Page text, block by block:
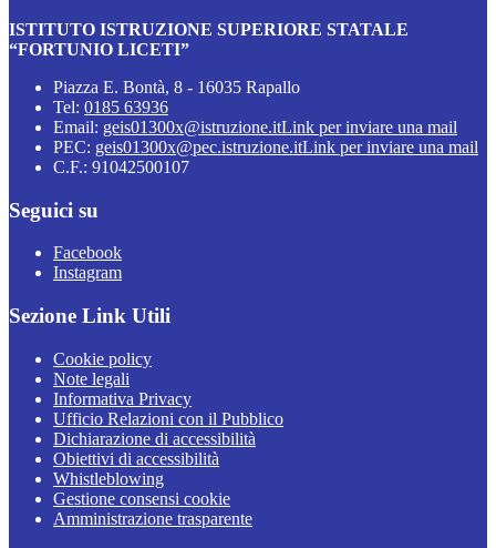
ISTITUTO ISTRUZIONE SUPERIORE STATALE
“FORTUNIO LICETI”
Piazza E. Bontà, 8 - 16035 Rapallo
Tel: 0185 63936
Email: geis01300x@istruzione.itLink per inviare una mail
PEC: geis01300x@pec.istruzione.itLink per inviare una mail
C.F.: 91042500107
Seguici su
Facebook
Instagram
Sezione Link Utili
Cookie policy
Note legali
Informativa Privacy
Ufficio Relazioni con il Pubblico
Dichiarazione di accessibilità
Obiettivi di accessibilità
Whistleblowing
Gestione consensi cookie
Amministrazione trasparente